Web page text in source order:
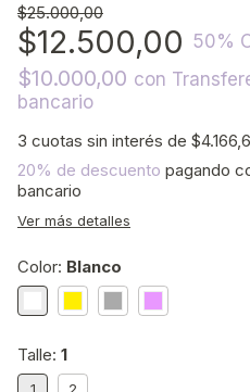
$25.000,00
$12.500,00 50%
$10.000,00 con
bancario
3 cuotas sin interés de
20% de descuento pagando
bancario
Ver más detalles
Color: Blanco
Talle: 1
1 2